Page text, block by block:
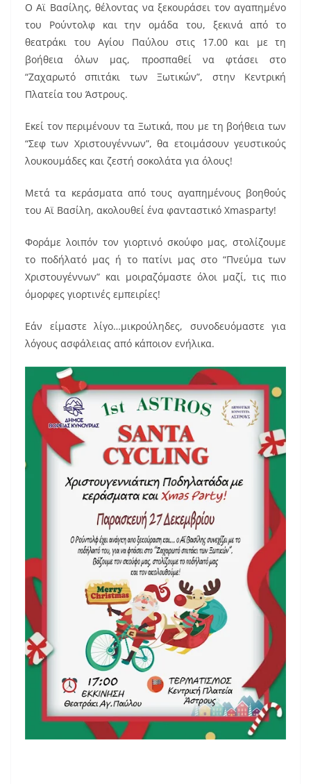
O Aϊ Βασίλης, θέλοντας να ξεκουράσει τον αγαπημένο
του Ρούντολφ και την ομάδα του, ξεκινά από το
θεατράκι του Αγίου Παύλου στις 17.00 και με τη
βοήθεια όλων μας, προσπαθεί να φτάσει στο
“Ζαχαρωτό σπιτάκι των Ξωτικών”, στην Κεντρική
Πλατεία του Άστρους.
Εκεί τον περιμένουν τα Ξωτικά, που με τη βοήθεια των
“Σεφ των Χριστουγέννων”, θα ετοιμάσουν γευστικούς
λουκουμάδες και ζεστή σοκολάτα για όλους!
Μετά τα κεράσματα από τους αγαπημένους βοηθούς
του Αϊ Βασίλη, ακολουθεί ένα φανταστικό Xmasparty!
Φοράμε λοιπόν τον γιορτινό σκούφο μας, στολίζουμε
το ποδήλατό μας ή το πατίνι μας στο “Πνεύμα των
Χριστουγέννων” και μοιραζόμαστε όλοι μαζί, τις πιο
όμορφες γιορτινές εμπειρίες!
Εάν είμαστε λίγο…μικρούληδες, συνοδευόμαστε για
λόγους ασφάλειας από κάποιον ενήλικα.